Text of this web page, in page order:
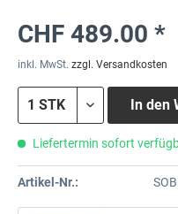
CHF 489.00 *
inkl. MwSt. zzgl. Versandkosten
In den
Liefertermin sofort
Artikel-Nr.: